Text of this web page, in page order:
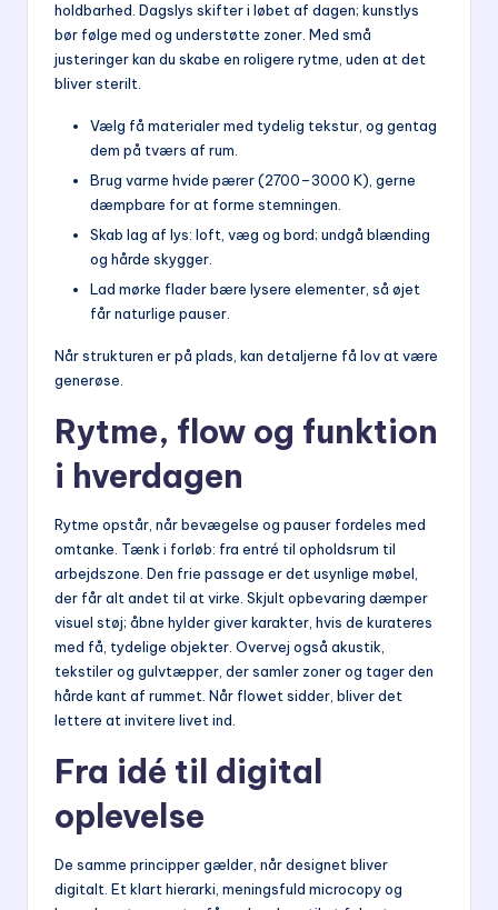
holdbarhed. Dagslys skifter i løbet af dagen; kunstlys
bør følge med og understøtte zoner. Med små
justeringer kan du skabe en roligere rytme, uden at det
bliver sterilt.
Vælg få materialer med tydelig tekstur, og gentag
dem på tværs af rum.
Brug varme hvide pærer (2700–3000 K), gerne
dæmpbare for at forme stemningen.
Skab lag af lys: loft, væg og bord; undgå blænding
og hårde skygger.
Lad mørke flader bære lysere elementer, så øjet
får naturlige pauser.
Når strukturen er på plads, kan detaljerne få lov at være
generøse.
Rytme, flow og funktion
i hverdagen
Rytme opstår, når bevægelse og pauser fordeles med
omtanke. Tænk i forløb: fra entré til opholdsrum til
arbejdszone. Den frie passage er det usynlige møbel,
der får alt andet til at virke. Skjult opbevaring dæmper
visuel støj; åbne hylder giver karakter, hvis de kurateres
med få, tydelige objekter. Overvej også akustik,
tekstiler og gulvtæpper, der samler zoner og tager den
hårde kant af rummet. Når flowet sidder, bliver det
lettere at invitere livet ind.
Fra idé til digital
oplevelse
De samme principper gælder, når designet bliver
digitalt. Et klart hierarki, meningsfuld microcopy og